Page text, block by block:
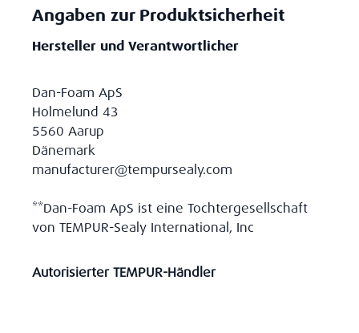
Angaben zur Produktsicherheit
Hersteller und Verantwortlicher
Dan-Foam ApS
Holmelund 43
5560 Aarup
Dänemark
manufacturer@tempursealy.com
**Dan-Foam ApS ist eine Tochtergesellschaft
von TEMPUR-Sealy International, Inc
Autorisierter TEMPUR-Händler